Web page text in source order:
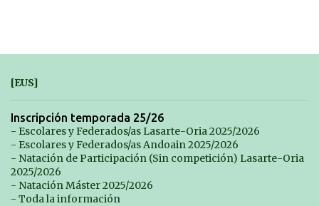
[EUS]
Inscripción temporada 25/26
- Escolares y Federados/as Lasarte-Oria 2025/2026
- Escolares y Federados/as Andoain 2025/2026
- Natación de Participación (Sin competición) Lasarte-Oria
2025/2026
- Natación Máster 2025/2026
- Toda la información